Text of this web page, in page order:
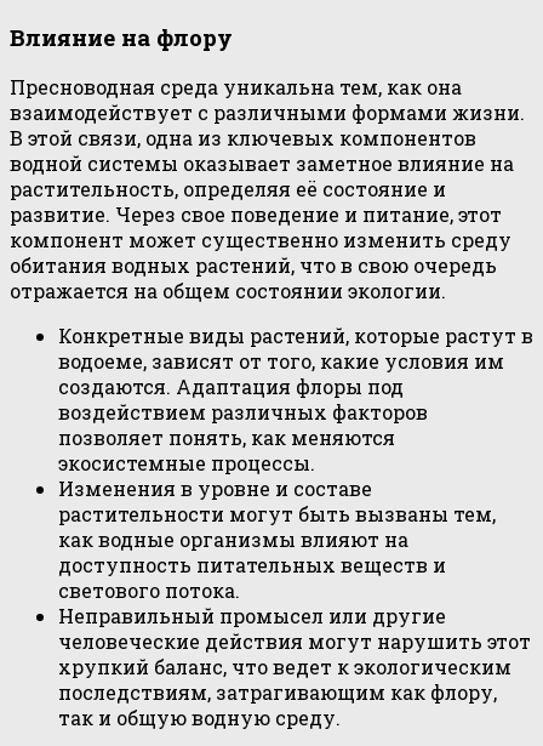
Влияние на флору
Пресноводная среда уникальна тем, как она
взаимодействует с различными формами жизни.
В этой связи, одна из ключевых компонентов
водной системы оказывает заметное влияние на
растительность, определяя её состояние и
развитие. Через свое поведение и питание, этот
компонент может существенно изменить среду
обитания водных растений, что в свою очередь
отражается на общем состоянии экологии.
Конкретные виды растений, которые растут в
водоеме, зависят от того, какие условия им
создаются. Адаптация флоры под
воздействием различных факторов
позволяет понять, как меняются
экосистемные процессы.
Изменения в уровне и составе
растительности могут быть вызваны тем,
как водные организмы влияют на
доступность питательных веществ и
светового потока.
Неправильный промысел или другие
человеческие действия могут нарушить этот
хрупкий баланс, что ведет к экологическим
последствиям, затрагивающим как флору,
так и общую водную среду.